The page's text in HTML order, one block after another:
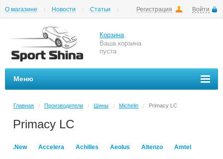
Регистрация Войти
О магазине Новости
Статьи
Корзина
Ваша корзина
пуста
Меню
Главная / Производители / Шины / Michelin / Primacy LC
Primacy LC
.New Accelera Achilles Aeolus Altenzo Amtel